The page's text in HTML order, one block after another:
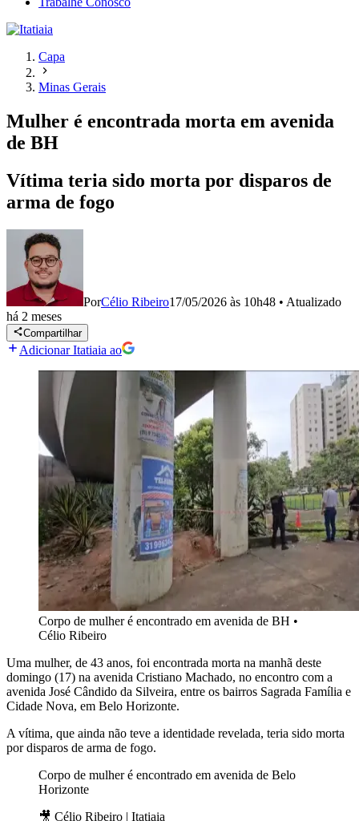
Capa
Minas Gerais
Mulher é encontrada morta em avenida
de BH
Vítima teria sido morta por disparos de
arma de fogo
PorCélio Ribeiro17/05/2026 às 10h48 • Atualizado
há 2 meses
Compartilhar
Adicionar Itatiaia ao
Corpo de mulher é encontrado em avenida de BH •
Célio Ribeiro
Uma mulher, de 43 anos, foi encontrada morta na manhã deste
domingo (17) na avenida Cristiano Machado, no encontro com a
avenida José Cândido da Silveira, entre os bairros Sagrada Família e
Cidade Nova, em Belo Horizonte.
A vítima, que ainda não teve a identidade revelada, teria sido morta
por disparos de arma de fogo.
Corpo de mulher é encontrado em avenida de Belo
Horizonte
🎥 Célio Ribeiro | Itatiaia